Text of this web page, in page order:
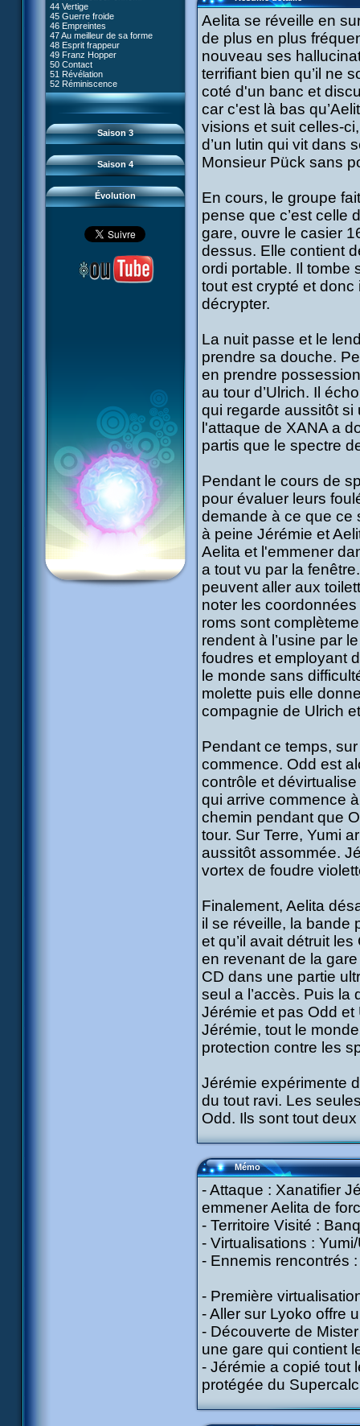
44 Vertige
45 Guerre froide
46 Empreintes
47 Au meilleur de sa forme
48 Esprit frappeur
49 Franz Hopper
50 Contact
51 Révélation
52 Réminiscence
Saison 3
54 Lyoko moins un
55 Raz de marée
56 Fausse piste
57 Aelita
58 Le prétendant
59 Le secret
60 Tarentule au plafond
61 Sabotage
62 Désincarnation
63 Triple sot
64 Surmenage
65 Dernier round
Saison 4
81 Oeil pour oeil
82 Mémoire blanche
83 Superstition
84 Missile guidé
85 La belle de Kadic
86 Kiwi superstar
87 Planète bleue
88 Cousins ennemis
89 Il est sensé d'être insensé
90 Médusée
91 Mauvaises ondes
93 Retour
94 Contre-attaque
95 Souvenirs
Évolution
#09 - Comment tromper XANA
#10 - Le réveil du guerrier
#11 - Rendez-vous
#12 - Chaos à Kadic
#13 - Vendredi 13
#14 - Intrusion
#15 - Les sans-codes
#16 - Confusion
#17 - Un avenir professionnel
assuré
#18 - Obstination
#19 - Le piège
#21 - Faux-semblants
#22 - Mutinerie
#24 - Paradoxe temporel
#25 - Hécatombe
#26 - Ultime mission
Aelita se réveille en
de plus en plus
nouveau ses
terrifiant bien qu’il ne
coté d'un banc et
car c'est là bas
visions et suit celles-
d’un lutin qui vit dans
Monsieur Pück sans
En cours, le groupe
pense que c’est celle
gare, ouvre le casier
dessus. Elle contient
ordi portable. Il tombe
tout est crypté et donc
décrypter.
La nuit passe et le
prendre sa douche.
en prendre
au tour d’Ulrich. Il
qui regarde aussitôt si
l'attaque de XANA a
partis que le spectre
Pendant le cours de
pour évaluer leurs
demande à ce que ce
à peine Jérémie et
Aelita et l'emmener
a tout vu par la
peuvent aller aux
noter les
roms sont
rendent à l’usine par
foudres et employant
le monde sans
molette puis elle
compagnie de Ulrich
Pendant ce temps,
commence. Odd est
contrôle et
qui arrive commence
chemin pendant que
tour. Sur Terre, Yumi
aussitôt assommée.
vortex de foudre
Finalement, Aelita
il se réveille, la bande
et qu’il avait détruit
en revenant de la
CD dans une partie
seul a l’accès. Puis la
Jérémie et pas Odd
Jérémie, tout le
protection contre les
Jérémie expérimente
du tout ravi. Les
Odd. Ils sont tout
Mémo
- Attaque : Xanatifier
emmener Aelita de
- Territoire Visité :
- Virtualisations :
- Ennemis rencontrés
- Première
- Aller sur Lyoko offre
- Découverte de
une gare qui contient
- Jérémie a copié tout
protégée du